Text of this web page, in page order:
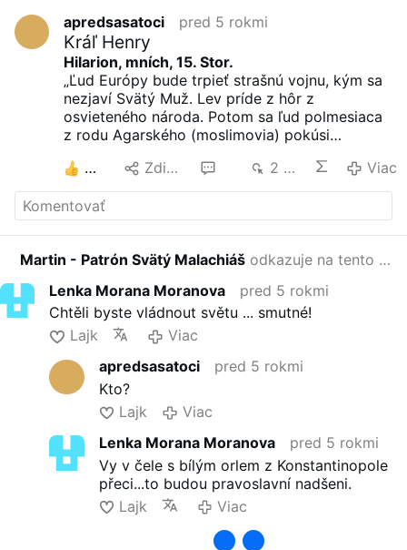
apredsasatoci pred 5 rokmi
Kráľ Henry
Hilarion, mních, 15. Stor.
„Ľud Európy bude trpieť strašnú vojnu, kým sa
nezjaví Svätý Muž. Lev príde z hôr z
osvieteného národa. Potom sa ľud polmesiaca
z rodu Agarského (moslimovia) pokúsi
ukrutností. Tri roky budú všetko plieniť a ničiť.
Napriek tomu, v treťom roku sa s nimi stretne
Orol, ktorý bude vládnuť nad osvieteným
národom medzi Rýnom a Severným morom.
svojou početnou armádou vymaže z povrchu
Bernard Rembolt, mních, 1790
„Začiatok hrozného obdobia plného
krviprelievania nastane, keď bude veľká bitka u
tomuto strašnému ničeniu. Nebude možné
odvrátiť túto veľkú vojnu. Ľudia budú po kolená
v krvi, také množstvo povraždených tam bude.
Povstane minimálne jeden kráľ a prikloní
víťazstvo na svoju stranu. Tí z nepriateľov, korí
prežijú, utečú do oblasti zvanej Malý Bukový
Strom, kde sa odohrá posledná bitka. Cudzári
so sebou prinesú mor; …
Zdielať 2 tis. Viac
Martin - Patrón Svätý Malachiáš odkazuje na tento príspevok
Lenka Morana Moranova
pred 5 rokmi
Chtěli byste vládnout světu ... smutné!
Lajk
Viac
apredsasatoci
pred 5 rokmi
Kto?
Lajk
Viac
Lenka Morana Moranova
pred 5 rokmi
Vy v čele s bílým orlem z Konstantinopole
přeci...to budou pravoslavní nadšeni.
Lajk
Viac